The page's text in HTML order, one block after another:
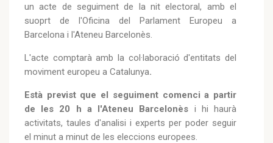
un acte de seguiment de la nit electoral, amb el
suoprt de l'Oficina del Parlament Europeu a
Barcelona i l'Ateneu Barcelonès.
L'acte comptarà amb la col·laboració d'entitats del
moviment europeu a Catalunya.
Està previst que el seguiment comenci a partir
de les 20 h a l'Ateneu Barcelonès i hi haurà
activitats, taules d'analisi i experts per poder seguir
el minut a minut de les eleccions europees.